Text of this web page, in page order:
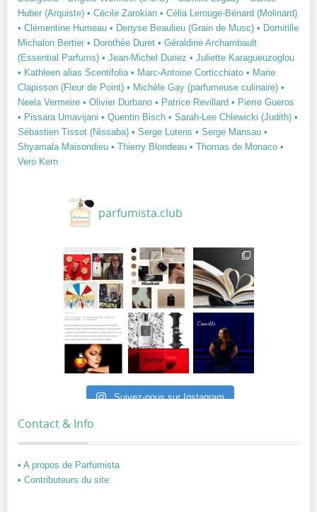
Huber (Arquiste) • Cécile Zarokian • Célia Lerouge-Bénard (Molinard)
• Clémentine Humeau • Denyse Beaulieu (Grain de Musc) • Domitille
Michalon Bertier • Dorothée Duret • Géraldine Archambault
(Essential Parfums) • Jean-Michel Duriez • Juliette Karagueuzoglou
• Kathleen alias Scentifolia • Marc-Antoine Corticchiato • Marie
Clapisson (Fleur de Point) • Michèle Gay (parfumeuse culinaire) •
Neela Vermeire • Olivier Durbano • Patrice Revillard • Pierre Gueros
• Pissara Umavijani • Quentin Bisch • Sarah-Lee Chlewicki (Judith) •
Sébastien Tissot (Nissaba) • Serge Lutens • Serge Mansau •
Shyamala Maisondieu • Thierry Blondeau • Thomas de Monaco •
Vero Kern
parfumista.club
Suivez-nous sur Instagram
Contact & Info
• A propos de Parfumista
• Contributeurs du site